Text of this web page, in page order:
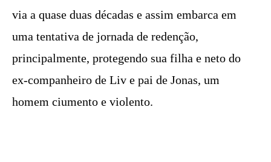
via a quase duas décadas e assim embarca em
uma tentativa de jornada de redenção,
principalmente, protegendo sua filha e neto do
ex-companheiro de Liv e pai de Jonas, um
homem ciumento e violento.